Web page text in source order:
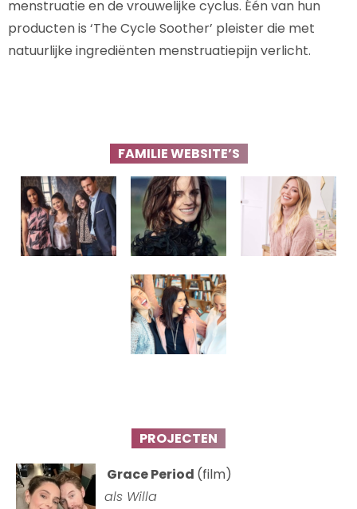
menstruatie en de vrouwelijke cyclus. Één van hun
producten is ‘The Cycle Soother’ pleister die met
natuurlijke ingrediënten menstruatiepijn verlicht.
FAMILIE WEBSITE’S
PROJECTEN
Grace Period (film)
als Willa